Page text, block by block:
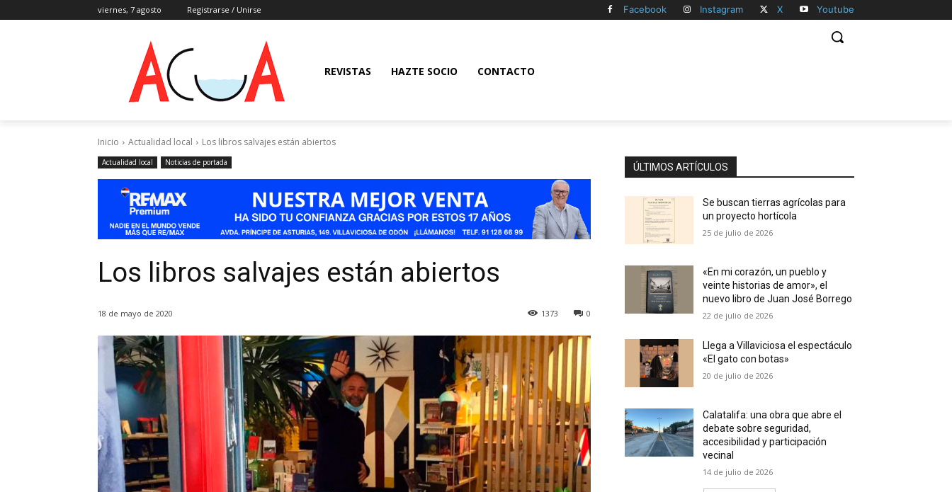
viernes, 7 agosto Registrarse / Unirse Facebook Instagram X Youtube
REVISTAS HAZTE SOCIO CONTACTO
Inicio Actualidad local Los libros salvajes están abiertos
Actualidad local Noticias de portada
Los libros salvajes están abiertos
18 de mayo de 2020 0
1373
ÚLTIMOS ARTÍCULOS
Se buscan tierras agrícolas para
un proyecto hortícola
25 de julio de 2026
«En mi corazón, un pueblo y
veinte historias de amor», el
nuevo libro de Juan José Borrego
22 de julio de 2026
Llega a Villaviciosa el espectáculo
«El gato con botas»
20 de julio de 2026
Calatalifa: una obra que abre el
debate sobre seguridad,
accesibilidad y participación
vecinal
14 de julio de 2026